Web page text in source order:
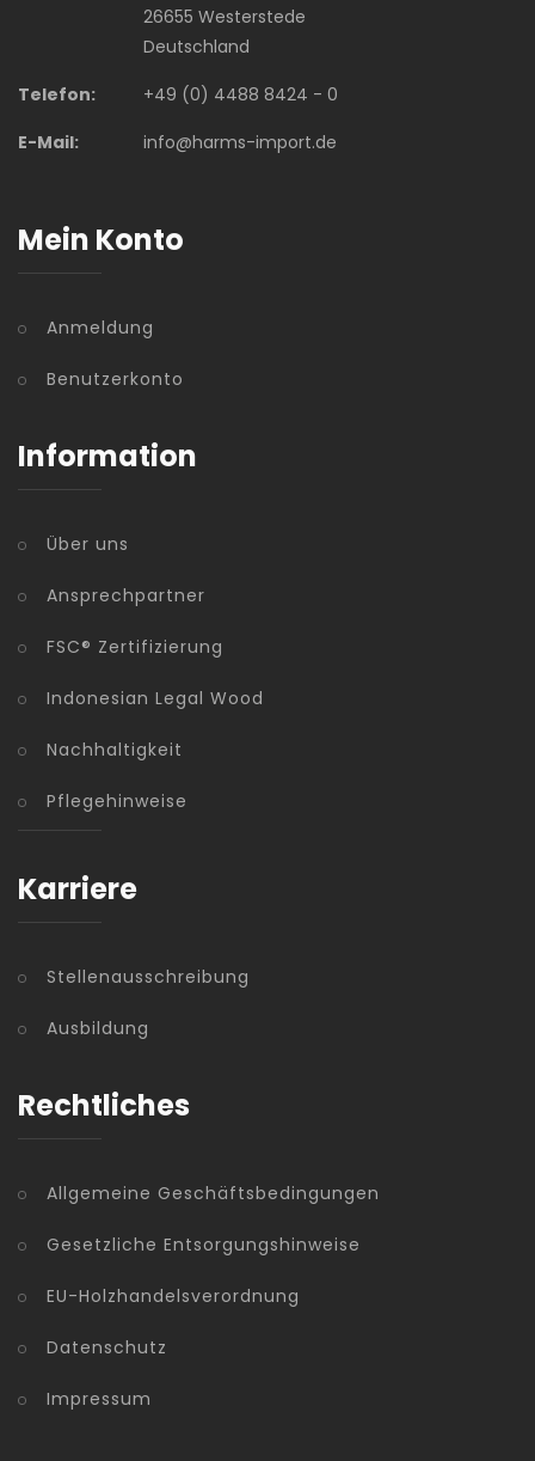
26655 Westerstede
Deutschland
Telefon:
+49 (0) 4488 8424 - 0
E-Mail:
info@harms-import.de
Mein Konto
Anmeldung
Benutzerkonto
Information
Über uns
Ansprechpartner
FSC® Zertifizierung
Indonesian Legal Wood
Nachhaltigkeit
Pflegehinweise
Karriere
Stellenausschreibung
Ausbildung
Rechtliches
Allgemeine Geschäftsbedingungen
Gesetzliche Entsorgungshinweise
EU-Holzhandelsverordnung
Datenschutz
Impressum